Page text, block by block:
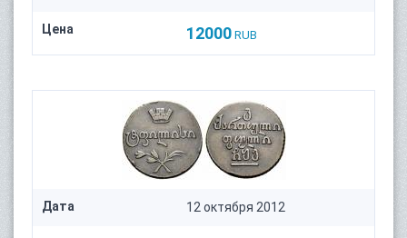
Цена 12000 RUB
Дата 12 октября 2012